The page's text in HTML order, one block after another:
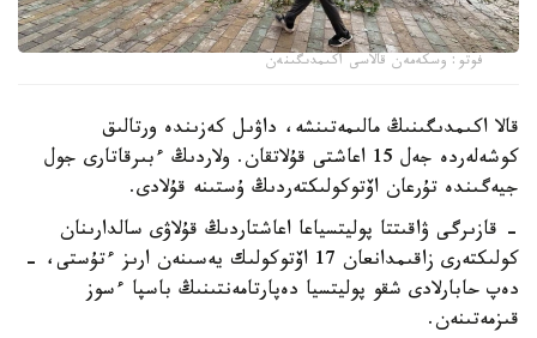
فوتو: وسكەمەن قالاسى اكىمدىگىنەن
قالا اكىمدىگىنىڭ مالىمەتىنشە، داۋىل كەزىندە ورتالىق
كوشەلەردە جەل 15 اعاشتى قۇلاتقان. ولاردىڭ ءبىرقاتارى جول
جيەگىندە تۇرعان اۆتوكولىكتەردىڭ ۇستىنە قۇلادى.
- قازىرگى ۋاقىتتا پوليتسياعا اعاشتاردىڭ قۇلاۋى سالدارىنان
كولىكتەرى زاقىمدانعان 17 اۆتوكولىك يەسىنەن ارىز ءتۇستى، -
دەپ حابارلادى شقو پوليتسيا دەپارتامەنتىنىڭ باسپا ءسوز
قىزمەتىنەن.